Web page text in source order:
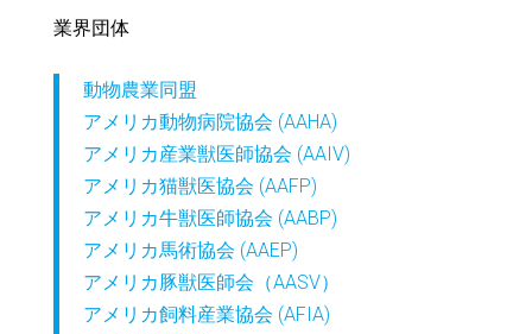
業界団体
動物農業同盟
アメリカ動物病院協会 (AAHA)
アメリカ産業獣医師協会 (AAIV)
アメリカ猫獣医協会 (AAFP)
アメリカ牛獣医師協会 (AABP)
アメリカ馬術協会 (AAEP)
アメリカ豚獣医師会（AASV）
アメリカ飼料産業協会 (AFIA)